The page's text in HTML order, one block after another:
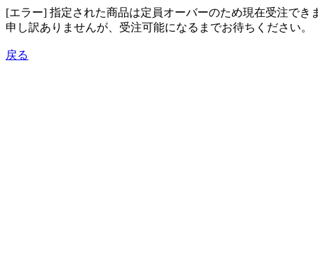
[エラー] 指定された商品は定員オーバーのため現在受注でき
申し訳ありませんが、受注可能になるまでお待ちください。
戻る